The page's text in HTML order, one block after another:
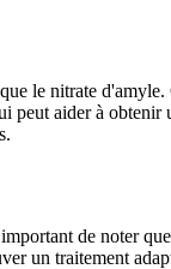
le nitrate
peut aider à
de noter
un traitement